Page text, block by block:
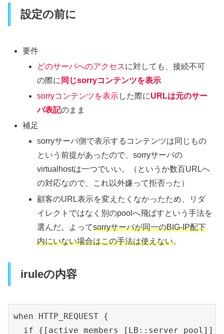
設定の前に
要件
どのサーバへのアクセスに対しても、接続不可
の際に 同じsorryコンテンツを表示
sorryコンテンツを表示した際にURLは元のサー
バ表記のまま
補足
sorryサーバ側で表示するコンテンツは同じもの
という前提があったので、sorryサーバの
virtualhostは一つでいい。（というか数百URLへ
の対応なので、これ以外嫌って拒否った）
顧客のURL表示を変えたくなかったため、リダ
イレクトではなく別のpoolへ飛ばすという手法を
選んだ。よってsorryサーバが同一のBIG-IP配下
内にいない場合はこの手法は使えない。
iruleの内容
when HTTP_REQUEST {
if {[active_members [LB::server pool]]